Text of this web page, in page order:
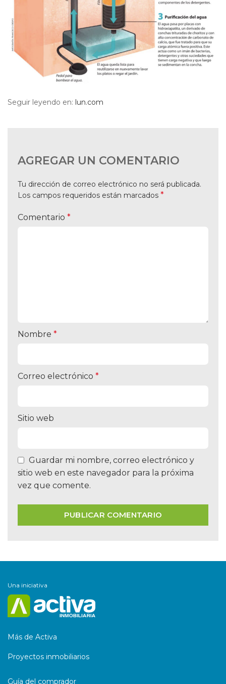
Seguir leyendo en: lun.com
AGREGAR UN COMENTARIO
Tu dirección de correo electrónico no será publicada.
Los campos requeridos están marcados *
Comentario *
Nombre *
Correo electrónico *
Sitio web
Guardar mi nombre, correo electrónico y
sitio web en este navegador para la próxima
vez que comente.
Una iniciativa
Más de Activa
Proyectos inmobiliarios
Guía del comprador